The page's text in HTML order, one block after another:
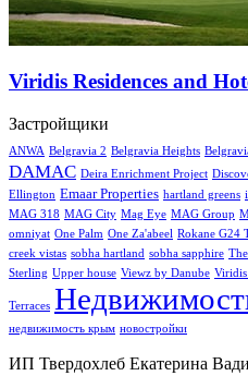
Viridis Residences and
Застройщики
ANWA Belgravia 2 Belgravia Heights
DAMAC Deira Enrichment Project
Ellington Emaar Properties hartland greens
MAG 318 MAG City Mag Eye MAG Group
omniyat One Palm One Za'abeel Rokane G24
creek vistas sobha hartland sobha sapphire
Sterling Upper house Viewz by Danube Viridis
Terraces
недвижимость крым новостройки
ИП Твердохлеб Екатерина